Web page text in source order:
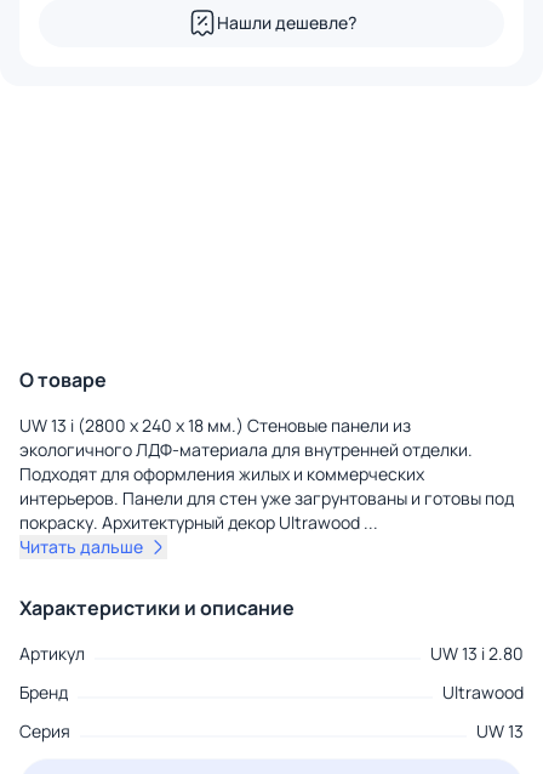
Нашли дешевле?
О товаре
UW 13 i (2800 х 240 х 18 мм.) Стеновые панели из
экологичного ЛДФ-материала для внутренней отделки.
Подходят для оформления жилых и коммерческих
интерьеров. Панели для стен уже загрунтованы и готовы под
покраску. Архитектурный декор Ultrawood ...
Читать дальше
Характеристики и описание
Артикул
UW 13 i 2.80
Бренд
Ultrawood
Серия
UW 13